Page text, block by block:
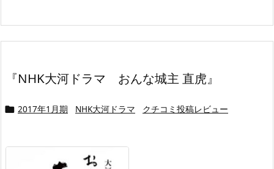
『NHK大河ドラマ おんな城主 直虎』
 2017年1月期 NHK大河ドラマ クチコミ投稿レビュー